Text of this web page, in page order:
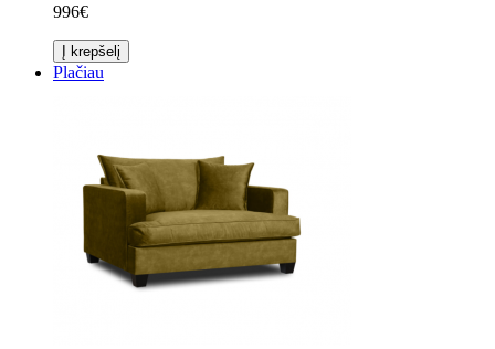
996€
Į krepšelį
Plačiau